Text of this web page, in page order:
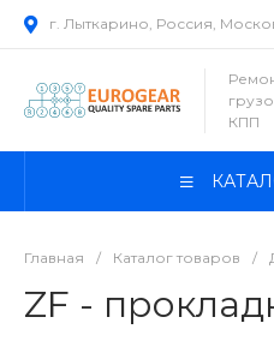
г. Лыткарино, Россия,
КПП
Главная / Каталог товаров /
ZF -